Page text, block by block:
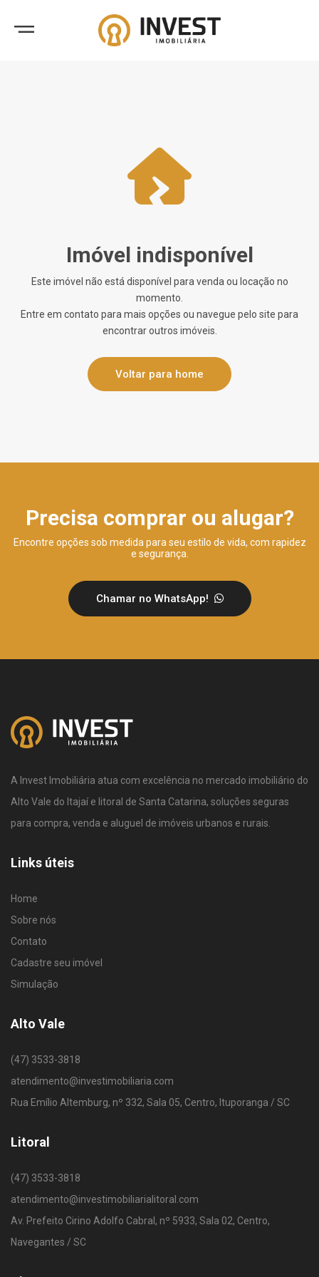
Imóvel indisponível
Este imóvel não está disponível para venda ou locação no
momento.
Entre em contato para mais opções ou navegue pelo site para
encontrar outros imóveis.
Voltar para home
Precisa comprar ou alugar?
Encontre opções sob medida para seu estilo de vida, com rapidez
e segurança.
Chamar no WhatsApp!
A Invest Imobiliária atua com excelência no mercado imobiliário do
Alto Vale do Itajaí e litoral de Santa Catarina, soluções seguras
para compra, venda e aluguel de imóveis urbanos e rurais.
Links úteis
Home
Sobre nós
Contato
Cadastre seu imóvel
Simulação
Alto Vale
(47) 3533-3818
atendimento@investimobiliaria.com
Rua Emílio Altemburg, nº 332, Sala 05, Centro, Ituporanga / SC
Litoral
(47) 3533-3818
atendimento@investimobiliarialitoral.com
Av. Prefeito Cirino Adolfo Cabral, nº 5933, Sala 02, Centro,
Navegantes / SC